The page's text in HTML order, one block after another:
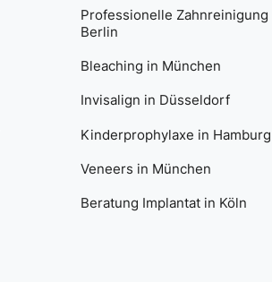
Professionelle Zahnreinigung
Berlin
Bleaching in München
Invisalign in Düsseldorf
Kinderprophylaxe in Hamburg
Veneers in München
Beratung Implantat in Köln